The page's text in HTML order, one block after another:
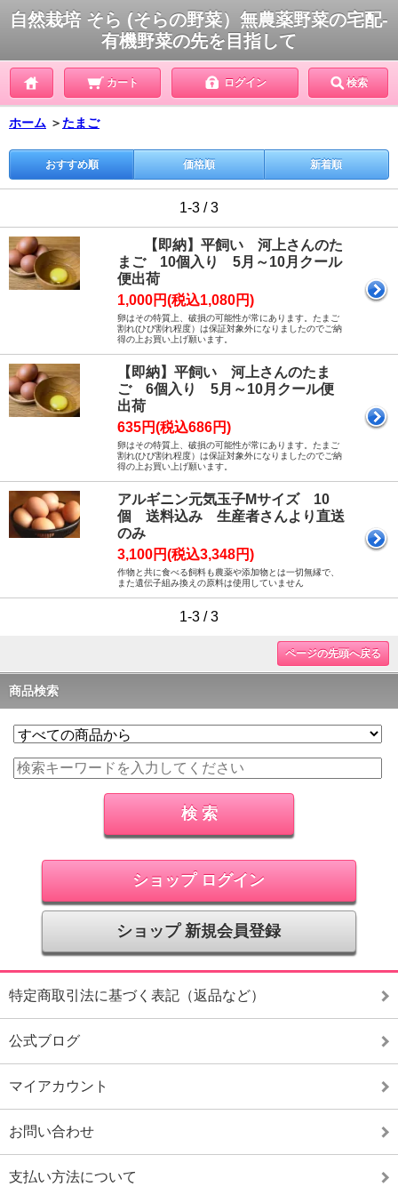
自然栽培 そら (そらの野菜）無農薬野菜の宅配-
有機野菜の先を目指して
カート ログイン 検索
ホーム ＞たまご
おすすめ順 価格順 新着順
1-3 / 3
【即納】平飼い 河上さんのた
まご 10個入り 5月～10月クール
便出荷
1,000円(税込1,080円)
卵はその特質上、破損の可能性が常にあります。たまご
割れ(ひび割れ程度）は保証対象外になりましたのでご納
得の上お買い上げ願います。
【即納】平飼い 河上さんのたま
ご 6個入り 5月～10月クール便
出荷
635円(税込686円)
卵はその特質上、破損の可能性が常にあります。たまご
割れ(ひび割れ程度）は保証対象外になりましたのでご納
得の上お買い上げ願います。
アルギニン元気玉子Mサイズ 10
個 送料込み 生産者さんより直送
のみ
3,100円(税込3,348円)
作物と共に食べる飼料も農薬や添加物とは一切無縁で、
また遺伝子組み換えの原料は使用していません
1-3 / 3
ページの先頭へ戻る
商品検索
ショップ ログイン
ショップ 新規会員登録
特定商取引法に基づく表記（返品など）
公式ブログ
マイアカウント
お問い合わせ
支払い方法について